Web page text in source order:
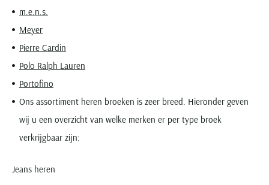
m.e.n.s.
Meyer
Pierre Cardin
Polo Ralph Lauren
Portofino
Ons assortiment heren broeken is zeer breed. Hieronder geven
wij u een overzicht van welke merken er per type broek
verkrijgbaar zijn:
Jeans heren